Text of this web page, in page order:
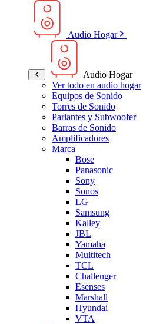
Audio Hogar
Audio Hogar
Ver todo en audio hogar
Equipos de Sonido
Torres de Sonido
Parlantes y Subwoofer
Barras de Sonido
Amplificadores
Marca
Bose
Panasonic
Sony
Sonos
LG
Samsung
Kalley
JBL
Yamaha
Multitech
TCL
Challenger
Esenses
Marshall
Hyundai
VTA